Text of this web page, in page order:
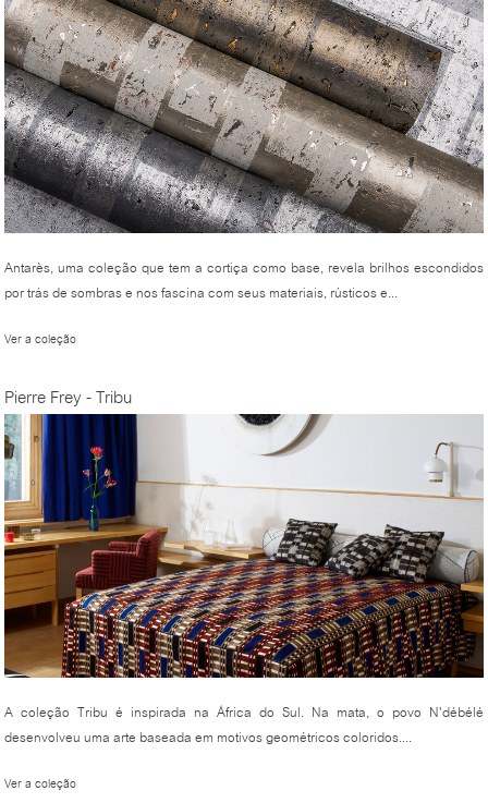
Antarès, uma coleção que tem a cortiça como base, revela brilhos escondidos
por trás de sombras e nos fascina com seus materiais, rústicos e...
Ver a coleção
Pierre Frey - Tribu
A coleção Tribu é inspirada na África do Sul. Na mata, o povo N'débélé
desenvolveu uma arte baseada em motivos geométricos coloridos....
Ver a coleção